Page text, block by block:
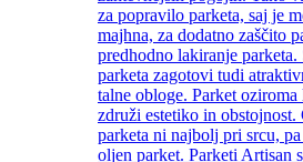
za popravilo parketa, saj je
majhna, za dodatno zaščito
predhodno lakiranje parketa.
parketa zagotovi tudi
talne obloge. Parket
združi estetiko in obstojnost.
parketa ni najbolj pri srcu,
oljen parket. Parketi Artisan